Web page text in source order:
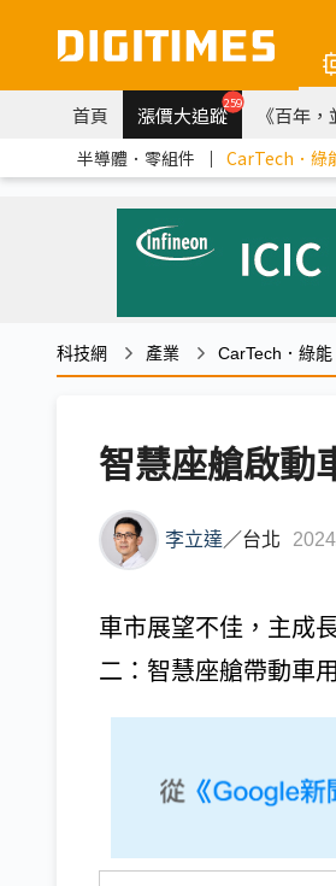
首頁 漲價大追蹤259 《百年
半導體．零組件 ｜ CarTech．綠
科技網 產業 CarTech．綠能
智慧座艙啟
李立達 ／台北
車市展望不佳，主成
二：智慧座艙帶動車